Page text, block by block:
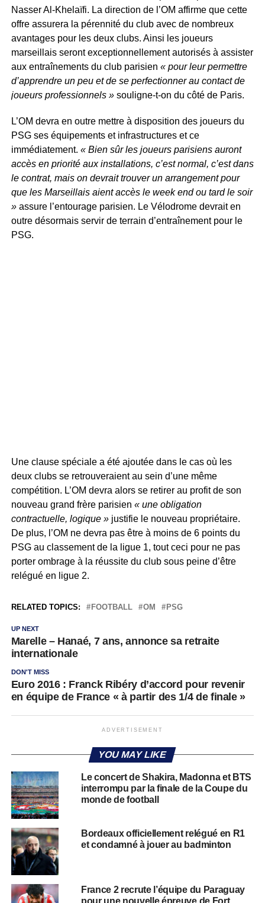
Nasser Al-Khelaïfi. La direction de l’OM affirme que cette
offre assurera la pérennité du club avec de nombreux
avantages pour les deux clubs. Ainsi les joueurs
marseillais seront exceptionnellement autorisés à assister
aux entraînements du club parisien « pour leur permettre
d’apprendre un peu et de se perfectionner au contact de
joueurs professionnels »souligne-t-on du côté de Paris.
L’OM devra en outre mettre à disposition des joueurs du
PSG ses équipements et infrastructures et ce
immédiatement. « Bien sûr les joueurs parisiens auront
accès en priorité aux installations, c’est normal, c’est dans
le contrat, mais on devrait trouver un arrangement pour
que les Marseillais aient accès le week end ou tard le soir
»assure l’entourage parisien. Le Vélodrome devrait en
outre désormais servir de terrain d’entraînement pour le
PSG.
Une clause spéciale a été ajoutée dans le cas où les
deux clubs se retrouveraient au sein d’une même
compétition. L’OM devra alors se retirer au profit de son
nouveau grand frère parisien « une obligation
contractuelle, logique »justifie le nouveau propriétaire.
De plus, l’OM ne devra pas être à moins de 6 points du
PSG au classement de la ligue 1, tout ceci pour ne pas
porter ombrage à la réussite du club sous peine d’être
relégué en ligue 2.
RELATED TOPICS: FOOTBALL OM PSG
UP NEXT
Marelle – Hanaé, 7 ans, annonce sa retraite
internationale
DON'T MISS
Euro 2016 : Franck Ribéry d’accord pour revenir
en équipe de France « à partir des 1/4 de finale »
ADVERTISEMENT
YOU MAY LIKE
Le concert de Shakira, Madonna et BTS
interrompu par la finale de la Coupe du
monde de football
Bordeaux officiellement relégué en R1
et condamné à jouer au badminton
France 2 recrute l’équipe du Paraguay
pour une nouvelle épreuve de Fort